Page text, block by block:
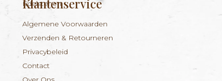
Edelstenen
Klantenservice
Algemene Voorwaarden
Verzenden & Retourneren
Privacybeleid
Contact